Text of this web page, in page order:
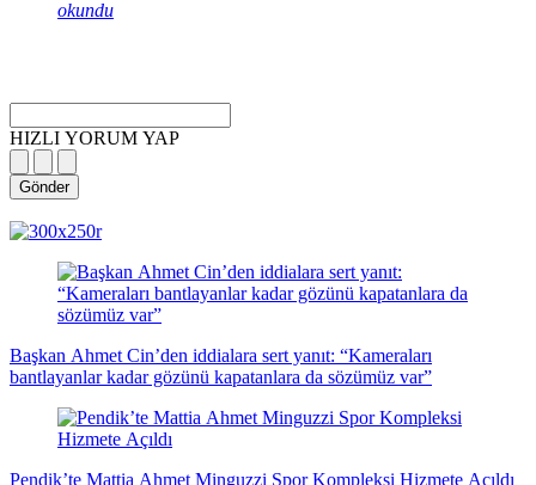
okundu
HIZLI YORUM YAP
Gönder
haberleri
haberleri
haberleri
dakika
haberleri
dakika
haberler
haberleri
dakika
haberleri
haberler
haberler
haberleri
haberleri
haberleri
Başkan Ahmet Cin’den iddialara sert yanıt: “Kameraları
bantlayanlar kadar gözünü kapatanlara da sözümüz var”
Pendik’te Mattia Ahmet Minguzzi Spor Kompleksi Hizmete Açıldı